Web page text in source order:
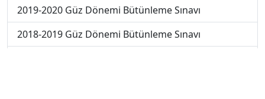
2019-2020 Güz Dönemi Bütünleme Sınavı
2018-2019 Güz Dönemi Bütünleme Sınavı